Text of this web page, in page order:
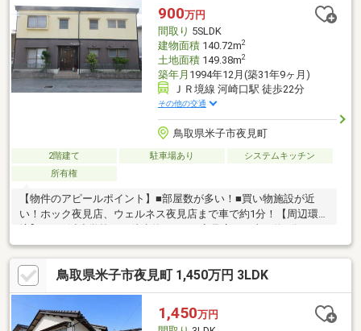
900万円
間取り 5SLDK
建物面積140.72m2
土地面積149.38m2
築年月 1994年12月(築31年9ヶ月)
ＪＲ境線 河崎口駅 徒歩22分
その他の交通
鳥取県米子市夜見町
2階建て 駐車場あり
システムキッチン
所有権
【物件のアピールポイント】■部屋数が多い！■買い物施設が近
い！ホック夜見店、ウェルネス夜見店まで車で約1分！【周辺環
境】■弓ヶ浜小学校まで徒歩約■ホック夜見店まで車で約1分■ウェ
ルネス夜見店まで車で約1分※建築物を使用すること及び延床面積
の1.5倍以内の増改築をすることについては、都市計画法第43条第
1項の規定に基づく許可申請不要。※居住中につき、ご見学日時に
つきましては、事前にお問合せください。
鳥取県米子市夜見町 1,450万円 3LDK
1,450万円